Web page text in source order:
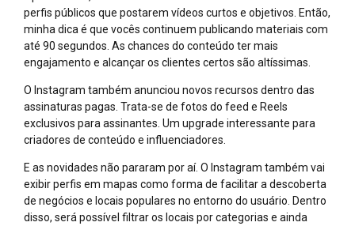
perfis públicos que postarem vídeos curtos e objetivos. Então,
minha dica é que vocês continuem publicando materiais com
até 90 segundos. As chances do conteúdo ter mais
engajamento e alcançar os clientes certos são altíssimas.
O Instagram também anunciou novos recursos dentro das
assinaturas pagas. Trata-se de fotos do feed e Reels
exclusivos para assinantes. Um upgrade interessante para
criadores de conteúdo e influenciadores.
E as novidades não pararam por aí. O Instagram também vai
exibir perfis em mapas como forma de facilitar a descoberta
de negócios e locais populares no entorno do usuário. Dentro
disso, será possível filtrar os locais por categorias e ainda